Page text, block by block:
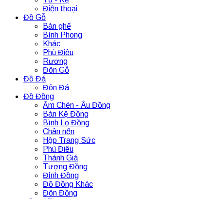
Điện thoại
Đồ Gỗ
Bàn ghế
Bình Phong
Khác
Phù Điêu
Rương
Đôn Gỗ
Đồ Đá
Đôn Đá
Đồ Đồng
Ấm Chén - Âu Đồng
Bàn Kệ Đồng
Bình Lọ Đồng
Chân nến
Hộp Trang Sức
Phù Điêu
Thánh Giá
Tượng Đồng
Đỉnh Đồng
Đồ Đồng Khác
Đôn Đồng